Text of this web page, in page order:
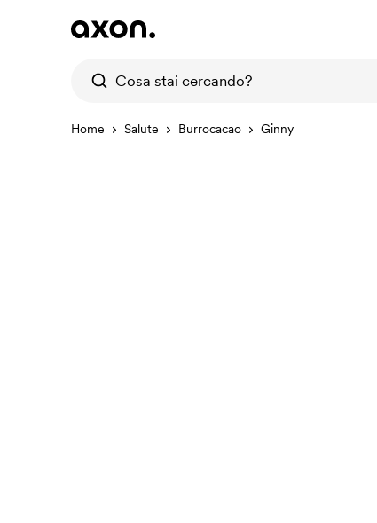
Home Salute Burrocacao Ginny